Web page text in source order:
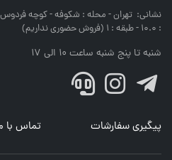
نشانی: تهران - محله : شکوفه - کوچه
: 10.0 - طبقه : 1 (فروش حضوری نداریم)
شنبه تا پنج شنبه ساعت 10 الی 17
پیگیری سفارشات تماس با ما